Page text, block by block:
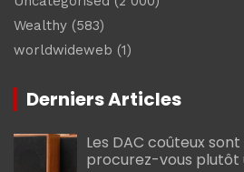
Wealthy (583)
worldwideweb (1)
Derniers Articles
Les DAC coûteux
procurez-vous